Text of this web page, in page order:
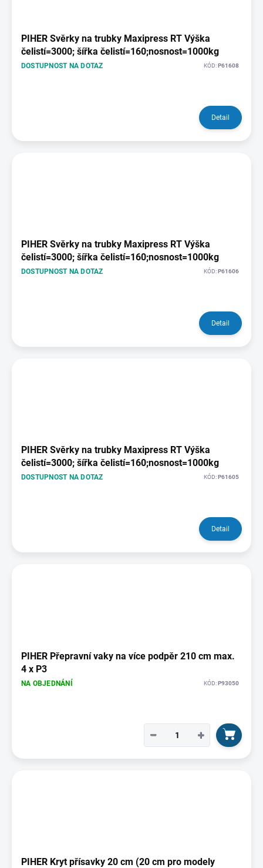
PIHER Svěrky na trubky Maxipress RT Výška
čelistí=3000; šířka čelistí=160;nosnost=1000kg
DOSTUPNOST NA DOTAZ KÓD:P61608
Detail
PIHER Svěrky na trubky Maxipress RT Výška
čelistí=3000; šířka čelistí=160;nosnost=1000kg
DOSTUPNOST NA DOTAZ KÓD:P61606
Detail
PIHER Svěrky na trubky Maxipress RT Výška
čelistí=3000; šířka čelistí=160;nosnost=1000kg
DOSTUPNOST NA DOTAZ KÓD: P61605
Detail
PIHER Přepravní vaky na více podpěr 210 cm max.
4 x P3
NA OBJEDNÁNÍ KÓD:P93050
+
−
PIHER Kryt přísavky 20 cm (20 cm pro modely